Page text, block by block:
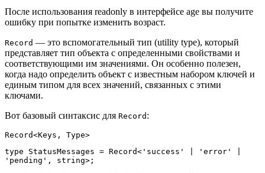
После использования readonly в интерфейсе age вы получите
ошибку при попытке изменить возраст.
Record — это вспомогательный тип (utility type), который
представляет тип объекта с определенными свойствами и
соответствующими им значениями. Он особенно полезен,
когда надо определить объект с известным набором ключей и
единым типом для всех значений, связанных с этими
ключами.
Вот базовый синтаксис для Record :
Record<Keys, Type>
type StatusMessages = Record<'success' | 'error' |
'pending', string>;